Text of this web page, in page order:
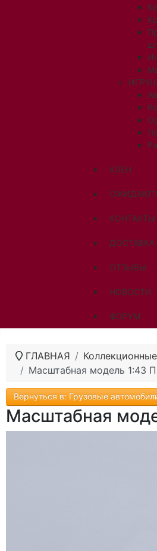
КЛЕН
КОНТАКТЫ
ОТЗЫВЫ
НОВОСТИ
ФОРУМ
ГЛАВНАЯ
Масштабная модель 1:43
Вернуться в: Грузовые
Масштабная